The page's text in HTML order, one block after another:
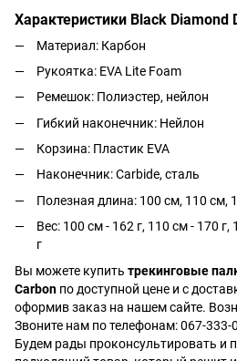
Характеристики Black Diamond
Материал: Карбон
Рукоятка: EVA Lite Foam
Ремешок: Полиэстер, нейлон
Гибкий наконечник: Нейлон
Корзина: Пластик EVA
Наконечник: Carbide, сталь
Полезная длина: 100 см, 110 см,
Вес: 100 см - 162 г, 110 см - 170
г
Вы можете купить трекинговые
Carbon по доступной цене и с
оформив заказ на нашем сайте.
Звоните нам по телефонам: 067-333-
Будем рады проконсультировать и